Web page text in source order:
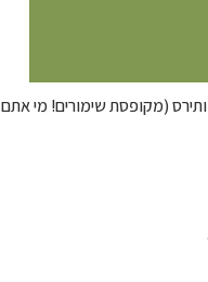
(מקופסת שימורים! מי אתם